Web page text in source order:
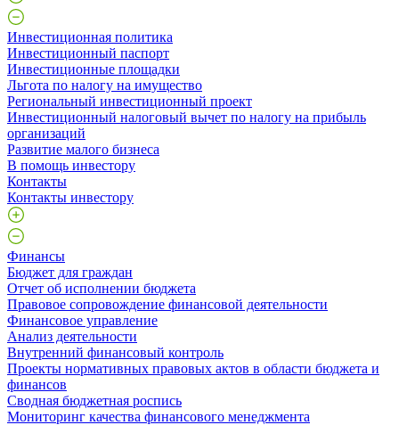
Инвестиционная политика
Инвестиционный паспорт
Инвестиционные площадки
Льгота по налогу на имущество
Региональный инвестиционный проект
Инвестиционный налоговый вычет по налогу на прибыль
организаций
Развитие малого бизнеса
В помощь инвестору
Контакты
Контакты инвестору
Финансы
Бюджет для граждан
Отчет об исполнении бюджета
Правовое сопровождение финансовой деятельности
Финансовое управление
Анализ деятельности
Внутренний финансовый контроль
Проекты нормативных правовых актов в области бюджета и
финансов
Сводная бюджетная роспись
Мониторинг качества финансового менеджмента